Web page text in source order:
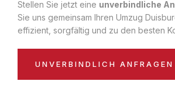
Stellen Sie jetzt eine unverbindliche
Sie uns gemeinsam Ihren Umzug
effizient, sorgfältig und zu den besten
UNVERBINDLICH ANFRAGEN